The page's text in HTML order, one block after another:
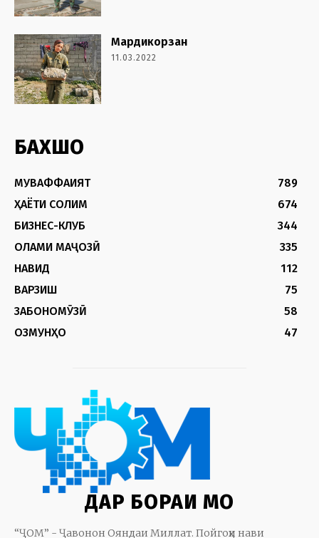
Мардикорзан
11.03.2022
БАХШҲО
МУВАФФАҚИЯТ
789
ҲАЁТИ СОЛИМ
674
БИЗНЕС-КЛУБ
344
ОЛАМИ МАҶОЗӢ
335
НАВИД
112
ВАРЗИШ
75
ЗАБОНОМӮЗӢ
58
ОЗМУНҲО
47
ДАР БОРАИ МО
“ҶОМ” - Ҷавонон Ояндаи Миллат. Пойгоҳи нави